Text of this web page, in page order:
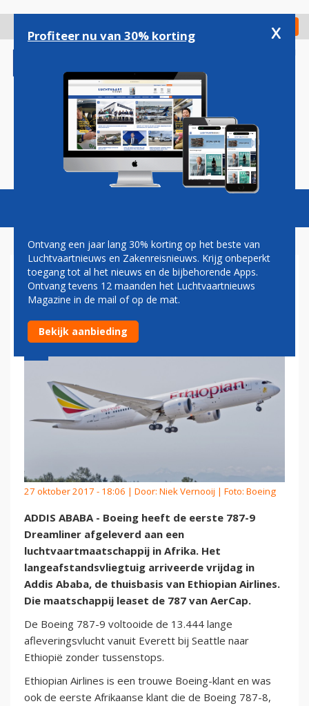
gaan
Check in
Magazine Podcasts Vacatures
BOEING LEVERT EERSTE
BOEING 787-9 AF IN AFRIKA
27 oktober 2017 - 18:06 | Door: Niek Vernooij | Foto: Boeing
ADDIS ABABA - Boeing heeft de eerste 787-9
Dreamliner afgeleverd aan een
luchtvaartmaatschappij in Afrika. Het
langeafstandsvliegtuig arriveerde vrijdag in
Addis Ababa, de thuisbasis van Ethiopian Airlines.
Die maatschappij leaset de 787 van AerCap.
De Boeing 787-9 voltooide de 13.444 lange
afleveringsvlucht vanuit Everett bij Seattle naar
Ethiopië zonder tussenstops.
Ethiopian Airlines is een trouwe Boeing-klant en was
ook de eerste Afrikaanse klant die de Boeing 787-8,
Profiteer nu van 30% korting x
Ontvang een jaar lang 30% korting op het beste van
Luchtvaartnieuws en Zakenreisnieuws. Krijg onbeperkt
toegang tot al het nieuws en de bijbehorende Apps.
Ontvang tevens 12 maanden het Luchtvaartnieuws
Magazine in de mail of op de mat.
Bekijk aanbieding